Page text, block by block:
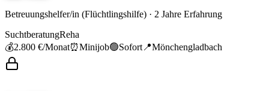
Betreuungshelfer/in (Flüchtlingshilfe) · 2 Jahre Erfahrung
SuchtberatungReha
💰2.800 €/Monat⏰Minijob🟢Sofort 📍Mönchengladbach